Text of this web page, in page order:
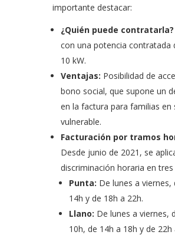
importante destacar:
¿Quién puede contratarla?
con una potencia contratada
10 kW.
Ventajas: Posibilidad de
bono social, que supone un
en la factura para familias en
vulnerable.
Facturación por tramos
Desde junio de 2021, se
discriminación horaria en
Punta: De lunes a viernes,
14h y de 18h a 22h.
Llano: De lunes a viernes,
10h, de 14h a 18h y de 22h